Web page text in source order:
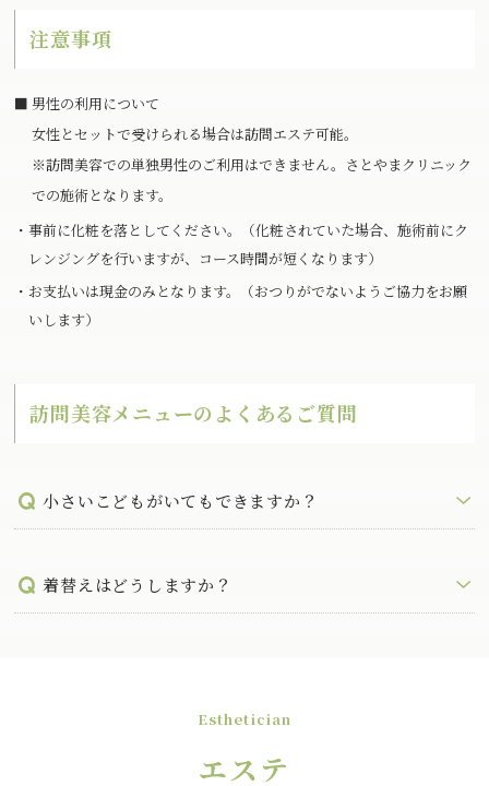
注意事項
■ 男性の利用について
女性とセットで受けられる場合は訪問エステ可能。
※訪問美容での単独男性のご利用はできません。さとやまクリニック
での施術となります。
・事前に化粧を落としてください。（化粧されていた場合、施術前にク
レンジングを行いますが、コース時間が短くなります）
・お支払いは現金のみとなります。（おつりがでないようご協力をお願
いします）
訪問美容メニューのよくあるご質問
小さいこどもがいてもできますか？
着替えはどうしますか？
Esthetician
エステ